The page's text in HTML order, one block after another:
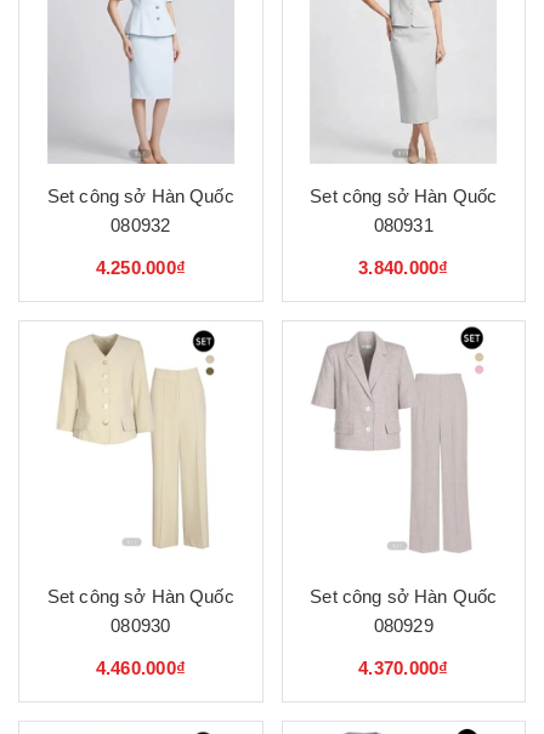
Set công sở Hàn Quốc
080932
4.250.000₫
Set công sở Hàn Quốc
080931
3.840.000₫
Set công sở Hàn Quốc
080930
4.460.000₫
Set công sở Hàn Quốc
080929
4.370.000₫